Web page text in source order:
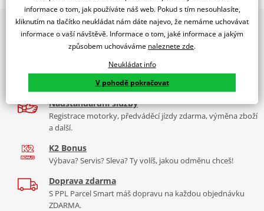
dealer značky RDMOTO
Honda CRF1100L Africa Twin 2020- (vrchní + spodní rám) - černý
Padací rámy RDMOTO nabízí maximální ochranu Vašeho
Vyráběné z kvalitního materiálu.
"Testováno zákazníky"
Cena za pár včetně montážní sady.
2x multibrand showroom
9 značek motocyklů, servis, oblečení, doplňky i náhradní
díly, to vše v Praze a Liberci
Více než 30 let zkušeností
Za řídítky motorek, v servisu i prodeji moto vybavení
Nadstandardní služby
Registrace motorky, předváděcí jízdy zdarma, výměna zboží
a další.
K2 Bonus
Výbava? Servis? Sleva? Ty volíš, jakou odměnu chceš!
Doprava zdarma
S PPL Parcel Smart máš dopravu na každou objednávku
ZDARMA.
informace o tom, jak používáte náš web. Pokud s tím nesouhlasíte,
kliknutím na tlačítko neukládat nám dáte najevo, že nemáme uchovávat
informace o vaší návštěvě. Informace o tom, jaké informace a jakým
způsobem uchováváme naleznete zde.
Neukládat info
V pohodě pokračovat